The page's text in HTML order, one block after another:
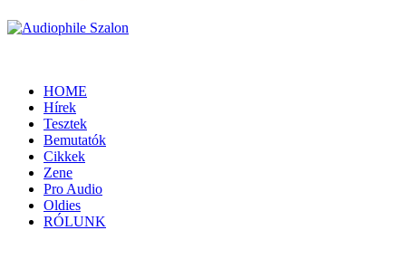
HOME
Hírek
Tesztek
Bemutatók
Cikkek
Zene
Pro Audio
Oldies
RÓLUNK